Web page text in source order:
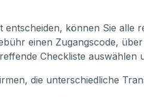
entscheiden, können Sie
einen Zugangscode,
Checkliste auswählen
die unterschiedliche